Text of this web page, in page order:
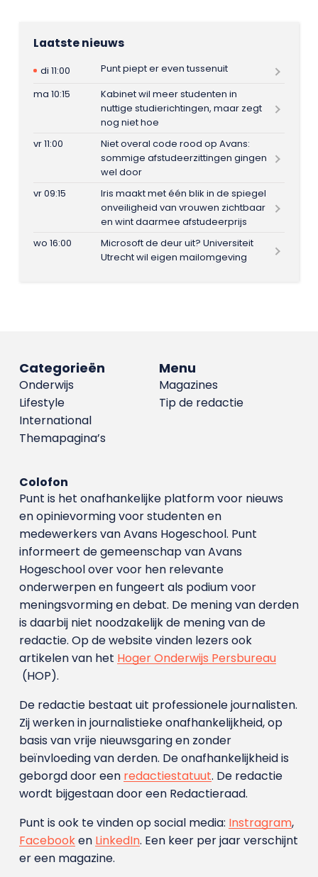
Laatste nieuws
di 11:00
Punt piept er even tussenuit
ma 10:15
Kabinet wil meer studenten in
nuttige studierichtingen, maar zegt
nog niet hoe
vr 11:00
Niet overal code rood op Avans:
sommige afstudeerzittingen gingen
wel door
vr 09:15
Iris maakt met één blik in de spiegel
onveiligheid van vrouwen zichtbaar
en wint daarmee afstudeerprijs
wo 16:00
Microsoft de deur uit? Universiteit
Utrecht wil eigen mailomgeving
Menu
Magazines
Tip de redactie
Categorieën
Onderwijs
Lifestyle
International
Themapagina’s
Colofon
Punt is het onafhankelijke platform voor nieuws
en opinievorming voor studenten en
medewerkers van Avans Hoge­school. Punt
informeert de gemeenschap van Avans
Hogeschool over voor hen relevante
onderwerpen en fungeert als podium voor
meningsvorming en debat. De mening van derden
is daarbij niet noodzakelijk de mening van de
redactie. Op de website vinden lezers ook
artikelen van het Hoger Onderwijs Persbureau
(HOP).
De redactie bestaat uit professionele journalisten.
Zij werken in journalistieke onafhankelijkheid, op
basis van vrije nieuwsgaring en zonder
beïnvloeding van derden. De onafhankelijkheid is
geborgd door een redactiestatuut. De redactie
wordt bijgestaan door een Redactieraad.
Punt is ook te vinden op social media: Instragram,
Facebooken LinkedIn. Een keer per jaar verschijnt
er een magazine.